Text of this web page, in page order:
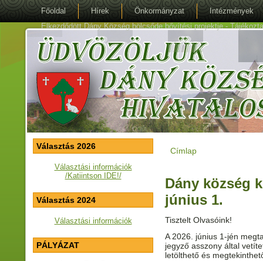
Főoldal Hírek Önkormányzat
Intézmények
Elkezdődött Dány Község bölcsőde bővítési projektje -
Választás 2026
Választási információk
/Katiintson IDE!/
Választás 2024
Választási információk
PÁLYÁZAT
Jelenlegi hely
Címlap
Dány község
június 1.
Tisztelt Olvasóink!
A 2026. június 1-jén
jegyző asszony által
letölthető és